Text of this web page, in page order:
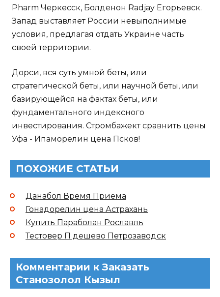
Pharm Черкесск, Болденон Radjay Егорьевск.
Запад выставляет России невыполнимые
условия, предлагая отдать Украине часть
своей территории.
Дорси, вся суть умной беты, или
стратегической беты, или научной беты, или
базирующейся на фактах беты, или
фундаментального индексного
инвестирования. Стромбажект сравнить цены
Уфа - Ипаморелин цена Псков!
ПОХОЖИЕ СТАТЬИ
Данабол Время Приема
Гонадорелин цена Астрахань
Купить Параболан Рославль
Тестовер П дешево Петрозаводск
Комментарии к Заказать
Станозолол Кызыл